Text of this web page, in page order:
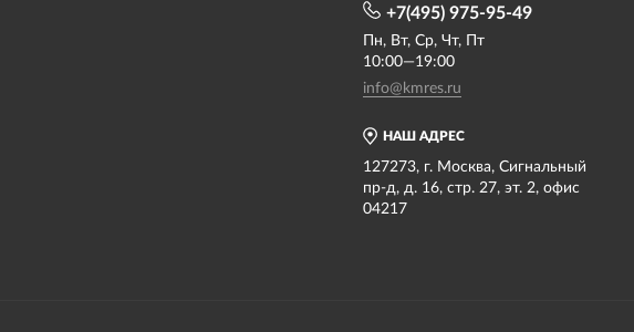
НАШ АДРЕС
127273, г. Москва, Сигнальный
пр-д, д. 16, стр. 27, эт. 2, офис
04217
+7(495) 975-95-49
Пн, Вт, Ср, Чт, Пт
10:00—19:00
info@kmres.ru